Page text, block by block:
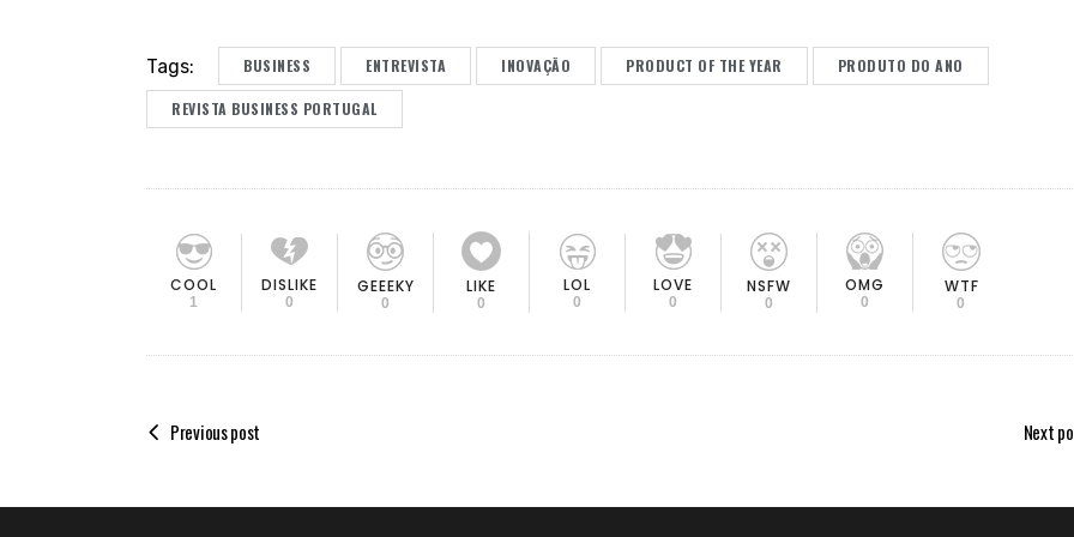
Tags: BUSINESS ENTREVISTA INOVAÇÃO PRODUCT OF THE YEAR PRODUTO DO ANO
REVISTA BUSINESS PORTUGAL
COOL
1
DISLIKE
0
GEEEKY
0
LIKE
0
LOL
0
LOVE
0
NSFW
0
OMG
0
WTF
0
Previous post Next